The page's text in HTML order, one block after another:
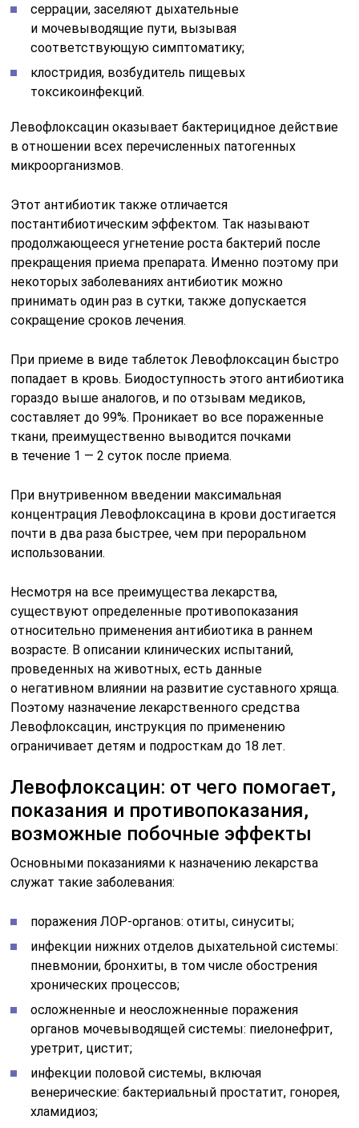
серрации, заселяют дыхательные
и мочевыводящие пути, вызывая
соответствующую симптоматику;
клостридия, возбудитель пищевых
токсикоинфекций.
Левофлоксацин оказывает бактерицидное действие
в отношении всех перечисленных патогенных
микроорганизмов.
Этот антибиотик также отличается
постантибиотическим эффектом. Так называют
продолжающееся угнетение роста бактерий после
прекращения приема препарата. Именно поэтому при
некоторых заболеваниях антибиотик можно
принимать один раз в сутки, также допускается
сокращение сроков лечения.
При приеме в виде таблеток Левофлоксацин быстро
попадает в кровь. Биодоступность этого антибиотика
гораздо выше аналогов, и по отзывам медиков,
составляет до 99%. Проникает во все пораженные
ткани, преимущественно выводится почками
в течение 1 — 2 суток после приема.
При внутривенном введении максимальная
концентрация Левофлоксацина в крови достигается
почти в два раза быстрее, чем при пероральном
использовании.
Несмотря на все преимущества лекарства,
существуют определенные противопоказания
относительно применения антибиотика в раннем
возрасте. В описании клинических испытаний,
проведенных на животных, есть данные
о негативном влиянии на развитие суставного хряща.
Поэтому назначение лекарственного средства
Левофлоксацин, инструкция по применению
ограничивает детям и подросткам до 18 лет.
Левофлоксацин: от чего помогает,
показания и противопоказания,
возможные побочные эффекты
Основными показаниями к назначению лекарства
служат такие заболевания:
поражения ЛОР-органов: отиты, синуситы;
инфекции нижних отделов дыхательной системы:
пневмонии, бронхиты, в том числе обострения
хронических процессов;
осложненные и неосложненные поражения
органов мочевыводящей системы: пиелонефрит,
уретрит, цистит;
инфекции половой системы, включая
венерические: бактериальный простатит, гонорея,
хламидиоз;